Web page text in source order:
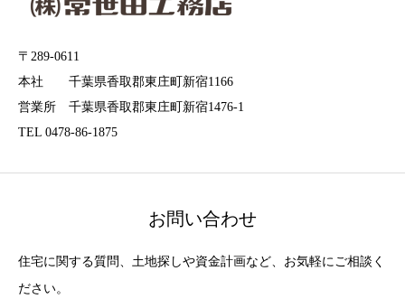
〒289-0611
本社 千葉県香取郡東庄町新宿1166
営業所 千葉県香取郡東庄町新宿1476-1
TEL 0478-86-1875
お問い合わせ
住宅に関する質問、土地探しや資金計画など、お気軽にご相談く
ださい。